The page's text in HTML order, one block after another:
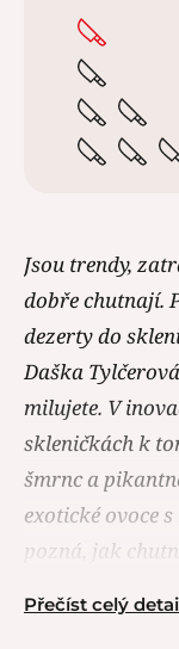
Jsou trendy,
dobře chutnají.
dezerty do
Daška
milujete. V
skleničkách k
šmrnc a
exotické ovoce
pozná, jak
Přečíst celý